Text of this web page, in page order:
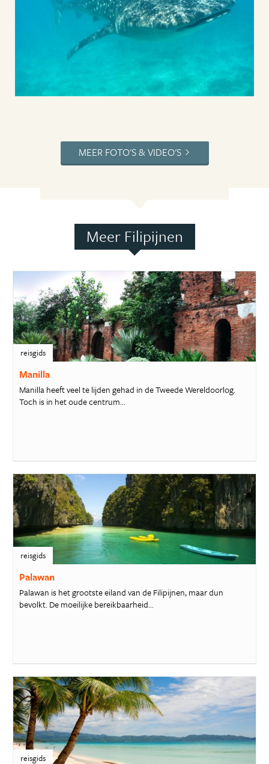
MEER FOTO'S & VIDEO'S
Meer Filipijnen
reisgids
Manilla
Manilla heeft veel te lijden gehad in de Tweede Wereldoorlog.
Toch is in het oude centrum...
reisgids
Palawan
Palawan is het grootste eiland van de Filipijnen, maar dun
bevolkt. De moeilijke bereikbaarheid...
reisgids